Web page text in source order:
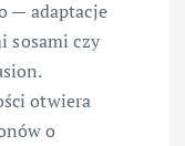
— adaptacje
sosami czy
otwiera
o